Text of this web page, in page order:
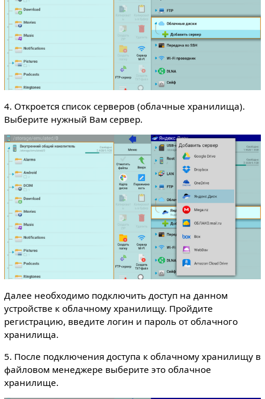
4. Откроется список серверов (облачные хранилища).
Выберите нужный Вам сервер.
Далее необходимо подключить доступ на данном
устройстве к облачному хранилищу. Пройдите
регистрацию, введите логин и пароль от облачного
хранилища.
5. После подключения доступа к облачному хранилищу в
файловом менеджере выберите это облачное
хранилище.